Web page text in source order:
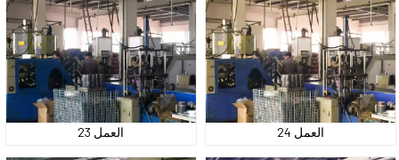
العمل 23 العمل 24